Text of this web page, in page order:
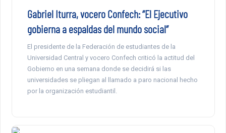
Gabriel Iturra, vocero Confech: “El Ejecutivo
gobierna a espaldas del mundo social”
El presidente de la Federación de estudiantes de la
Universidad Central y vocero Confech criticó la actitud del
Gobierno en una semana donde se decidirá si las
universidades se pliegan al llamado a paro nacional hecho
por la organización estudiantil.